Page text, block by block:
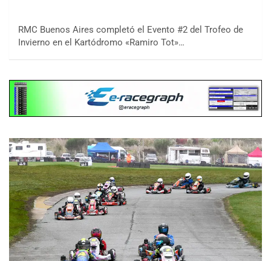
RMC Buenos Aires completó el Evento #2 del Trofeo de
Invierno en el Kartódromo «Ramiro Tot»…